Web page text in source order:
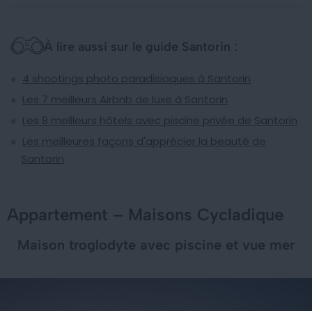
À lire aussi sur le guide Santorin :
4 shootings photo paradisiaques à Santorin
Les 7 meilleurs Airbnb de luxe à Santorin
Les 8 meilleurs hôtels avec piscine privée de Santorin
Les meilleures façons d'apprécier la beauté de
Santorin
Appartement – Maisons Cycladique
Maison troglodyte avec piscine et vue mer